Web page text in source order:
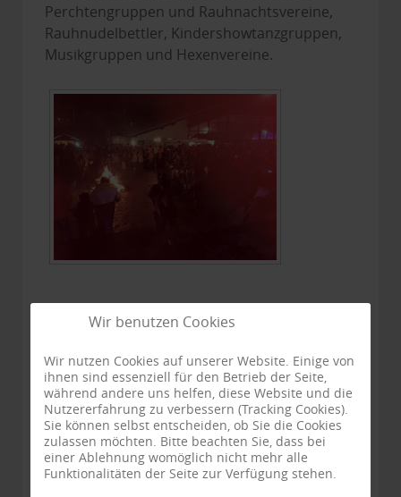
Perchtengruppen und Rauhnachtsvereine,
Rauhnudelbettler, Kindershowtanzgruppen,
Musikgruppen und Hexenvereine.
Wir benutzen Cookies
Wir nutzen Cookies auf unserer Website. Einige von
ihnen sind essenziell für den Betrieb der Seite,
während andere uns helfen, diese Website und die
Nutzererfahrung zu verbessern (Tracking Cookies).
Sie können selbst entscheiden, ob Sie die Cookies
zulassen möchten. Bitte beachten Sie, dass bei
einer Ablehnung womöglich nicht mehr alle
Funktionalitäten der Seite zur Verfügung stehen.